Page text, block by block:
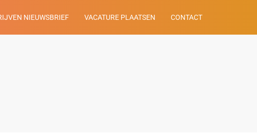
NIEUWSBRIEF VACATURE PLAATSEN CONTACT